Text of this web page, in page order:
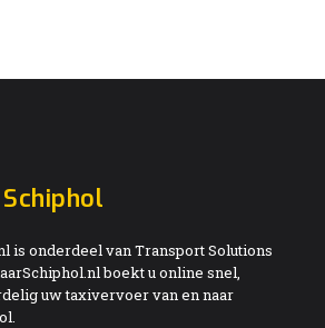
is onderdeel van Transport Solutions
boekt u online snel,
uw taxivervoer van en naar